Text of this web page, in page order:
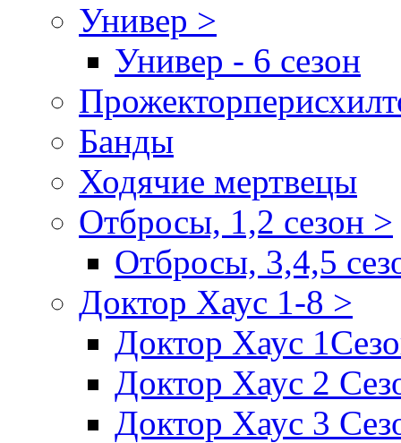
Универ >
Универ - 6 сезон
Банды
Ходячие мертвецы
Отбросы, 1,2 сезон >
Отбросы, 3,4,5
Доктор Хаус 1-8 >
Доктор Хаус
Доктор Хаус 2
Доктор Хаус 3